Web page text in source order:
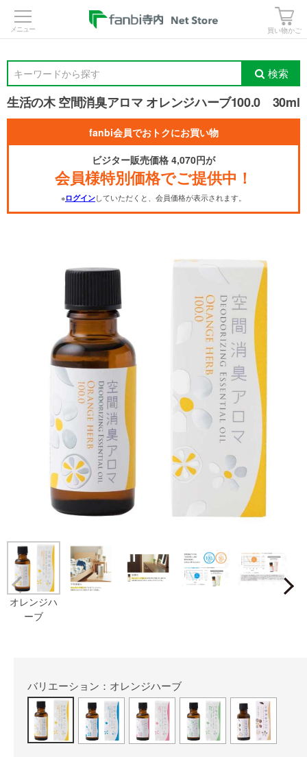
買い物かご
キーワードから探す 検索
生活の木 空間消臭アロマ オレンジハーブ100.0 30ml
fanbi会員でおトクにお買い物
ビジター販売価格 4,070円が
会員様特別価格でご提供中！
※ログインしていただくと、会員価格が表示されます。
オレンジハ
ーブ
Prev
バリエーション：オレンジハーブ